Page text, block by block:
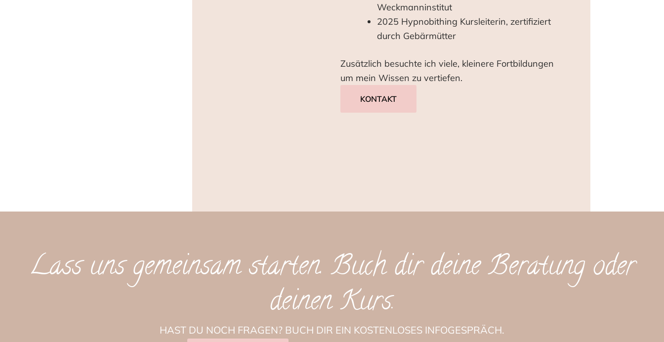
Weckmanninstitut
2025 Hypnobithing Kursleiterin, zertifiziert
durch Gebärmütter
Zusätzlich besuchte ich viele, kleinere Fortbildungen
um mein Wissen zu vertiefen.
KONTAKT
Lass uns gemeinsam starten. Buch dir deine Beratung oder
deinen Kurs.
HAST DU NOCH FRAGEN? BUCH DIR EIN KOSTENLOSES INFOGESPRÄCH.